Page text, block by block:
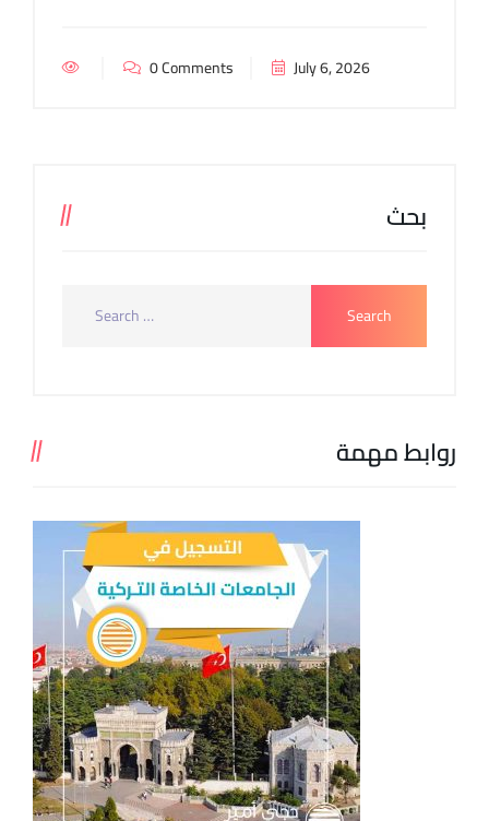
0 Comments July 6, 2026
بحث
روابط مهمة